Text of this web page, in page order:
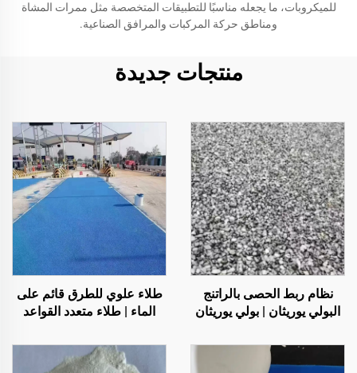
للميكروبات، ما يجعله مناسبًا للتطبيقات المتخصصة مثل ممرات المشاة
ومناطق حركة المركبات والمرافق الصناعية.
منتجات جديدة
نظام ربط الحصى بالراتنج
البولي يوريثان | بولي يوريثان
والديكور
طلاء علوي للطرق قائم على
الماء | طلاء متعدد القواعد
والخارجية